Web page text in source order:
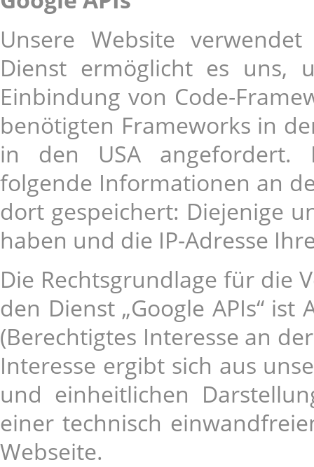
Unsere Website
Dienst ermöglicht es uns,
Einbindung von Code-
benötigten Frameworks in
in den USA angefordert.
folgende Informationen an
dort gespeichert: Diejenige
haben und die IP-Adresse
Die Rechtsgrundlage für die
den Dienst „Google APIs“ ist
(Berechtigtes Interesse an
Interesse ergibt sich aus
und einheitlichen
einer technisch
Webseite.